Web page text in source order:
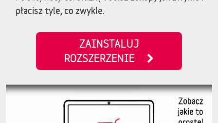
płacisz tyle, co zwykle.
ZAINSTALUJ
ROZSZERZENIE